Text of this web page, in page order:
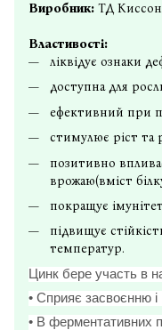
Виробник: ТД Киссон
Властивості:
ліквідує ознаки
доступна для
ефективний при
стимулює ріст та
позитивно
врожаю(вміст
покращує
підвищує
температур.
Цинк бере участь в
• Сприяє засвоєнню і
• В ферментативних